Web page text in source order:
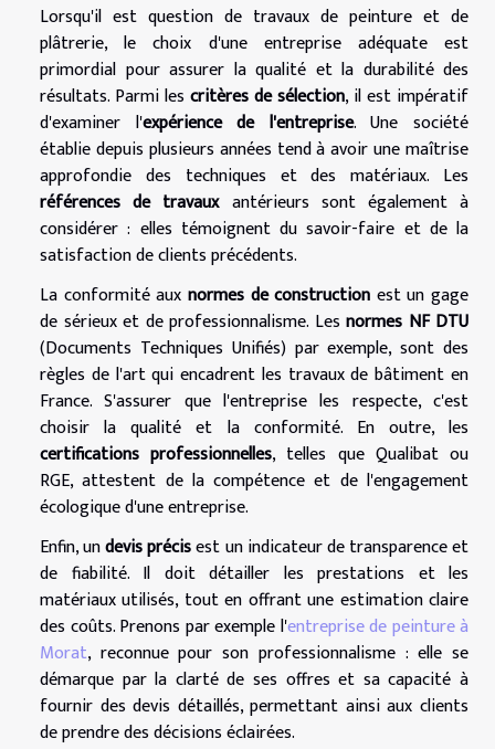
Lorsqu'il est question de travaux de peinture et de
plâtrerie, le choix d'une entreprise adéquate est
primordial pour assurer la qualité et la durabilité des
résultats. Parmi les critères de sélection, il est impératif
d'examiner l'expérience de l'entreprise. Une société
établie depuis plusieurs années tend à avoir une maîtrise
approfondie des techniques et des matériaux. Les
références de travauxantérieurs sont également à
considérer : elles témoignent du savoir-faire et de la
satisfaction de clients précédents.
La conformité aux normes de construction est un gage
de sérieux et de professionnalisme. Les normes NF DTU
(Documents Techniques Unifiés) par exemple, sont des
règles de l'art qui encadrent les travaux de bâtiment en
France. S'assurer que l'entreprise les respecte, c'est
choisir la qualité et la conformité. En outre, les
certifications professionnelles, telles que Qualibat ou
RGE, attestent de la compétence et de l'engagement
écologique d'une entreprise.
Enfin, undevis précisest un indicateur de transparence et
de fiabilité. Il doit détailler les prestations et les
matériaux utilisés, tout en offrant une estimation claire
des coûts. Prenons par exemple l'entreprise de peinture à
Morat, reconnue pour son professionnalisme : elle se
démarque par la clarté de ses offres et sa capacité à
fournir des devis détaillés, permettant ainsi aux clients
de prendre des décisions éclairées.